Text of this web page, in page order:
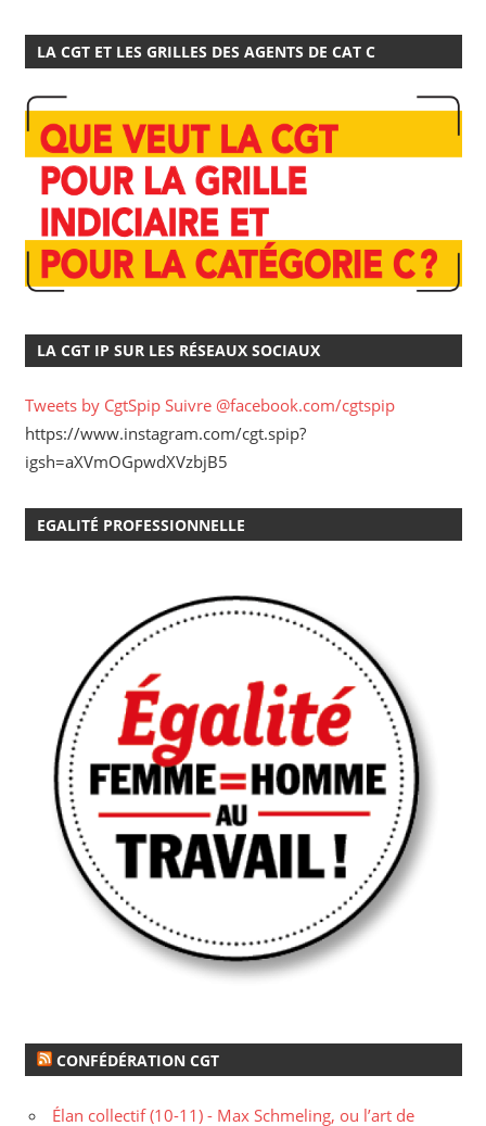
LA CGT ET LES GRILLES DES AGENTS DE CAT C
LA CGT IP SUR LES RÉSEAUX SOCIAUX
Tweets by CgtSpip Suivre @facebook.com/cgtspip
https://www.instagram.com/cgt.spip?
igsh=aXVmOGpwdXVzbjB5
EGALITÉ PROFESSIONNELLE
CONFÉDÉRATION CGT
Élan collectif (10-11) - Max Schmeling, ou l’art de